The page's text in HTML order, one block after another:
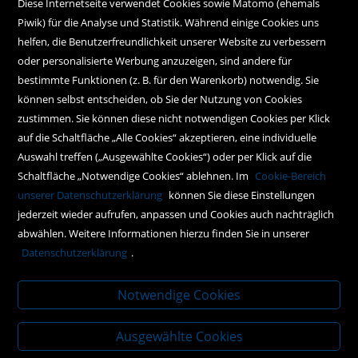
Kundenservice
Hilfe
Kontakt
Social Media
Policy
AGBs
Impressum
Datenschutz
Diese Internetseite verwendet Cookies sowie Matomo (ehemals
Piwik) für die Analyse und Statistik. Während einige Cookies uns
helfen, die Benutzerfreundlichkeit unserer Website zu verbessern
oder personalisierte Werbung anzuzeigen, sind andere für
bestimmte Funktionen (z. B. für den Warenkorb) notwendig. Sie
können selbst entscheiden, ob Sie der Nutzung von Cookies
zustimmen. Sie können diese nicht notwendigen Cookies per Klick
auf die Schaltfläche „Alle Cookies“ akzeptieren, eine individuelle
Auswahl treffen („Ausgewählte Cookies“) oder per Klick auf die
Schaltfläche „Notwendige Cookies“ ablehnen. Im Cookie-Bereich
unserer Datenschutzerklärung können Sie diese Einstellungen
jederzeit wieder aufrufen, anpassen und Cookies auch nachträglich
abwählen. Weitere Informationen hierzu finden Sie in unserer
Datenschutzerklärung .
Notwendige Cookies
Ausgewählte Cookies